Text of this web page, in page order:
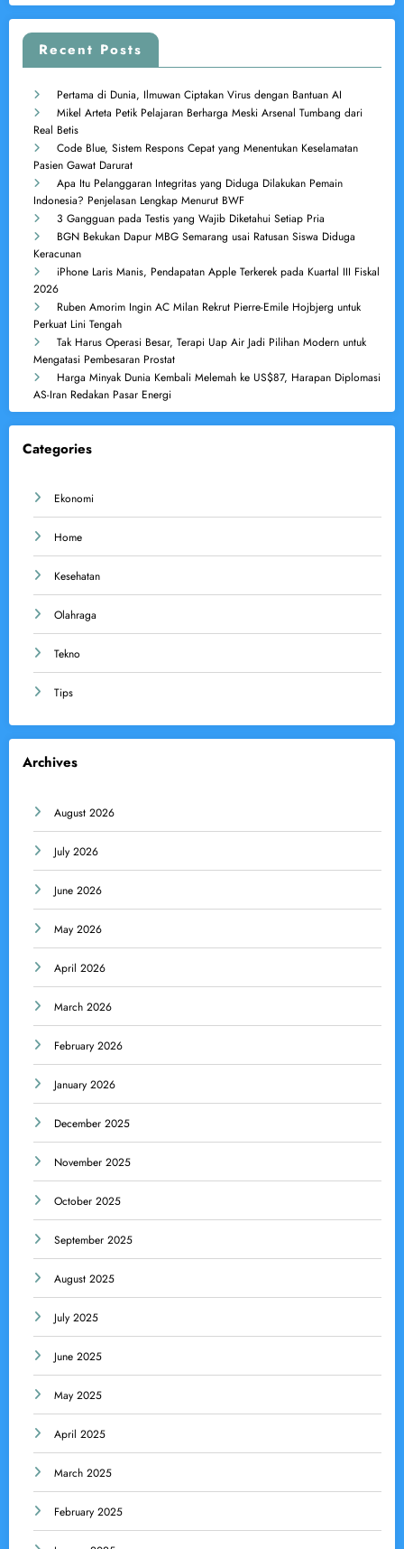
Recent Posts
Pertama di Dunia, Ilmuwan Ciptakan Virus dengan Bantuan AI
Mikel Arteta Petik Pelajaran Berharga Meski Arsenal Tumbang dari
Real Betis
Code Blue, Sistem Respons Cepat yang Menentukan Keselamatan
Pasien Gawat Darurat
Apa Itu Pelanggaran Integritas yang Diduga Dilakukan Pemain
Indonesia? Penjelasan Lengkap Menurut BWF
3 Gangguan pada Testis yang Wajib Diketahui Setiap Pria
BGN Bekukan Dapur MBG Semarang usai Ratusan Siswa Diduga
Keracunan
iPhone Laris Manis, Pendapatan Apple Terkerek pada Kuartal III Fiskal
2026
Ruben Amorim Ingin AC Milan Rekrut Pierre-Emile Hojbjerg untuk
Perkuat Lini Tengah
Tak Harus Operasi Besar, Terapi Uap Air Jadi Pilihan Modern untuk
Mengatasi Pembesaran Prostat
Harga Minyak Dunia Kembali Melemah ke US$87, Harapan Diplomasi
AS-Iran Redakan Pasar Energi
Categories
Ekonomi
Home
Kesehatan
Olahraga
Tekno
Tips
Archives
August 2026
July 2026
June 2026
May 2026
April 2026
March 2026
February 2026
January 2026
December 2025
November 2025
October 2025
September 2025
August 2025
July 2025
June 2025
May 2025
April 2025
March 2025
February 2025